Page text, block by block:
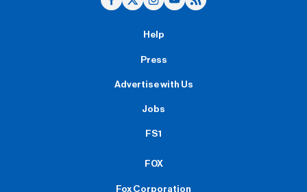
Help
Press
Advertise with Us
Jobs
FS1
FOX
Fox Corporation